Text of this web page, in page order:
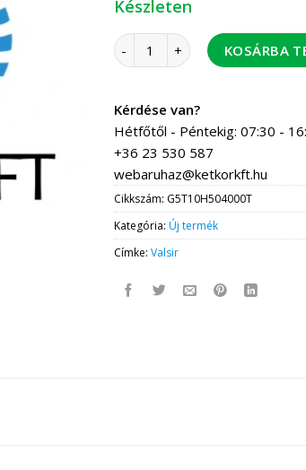
Készleten
Valsir TH 50-50-50 T-idom 4 db
KOSÁRBA
Kérdése van?
Hétfőtől - Péntekig: 07:30 -
+36 23 530 587
webaruhaz@ketkorkft.hu
Cikkszám: G5T10H504000T
Kategória:Új termék
Címke:Valsir